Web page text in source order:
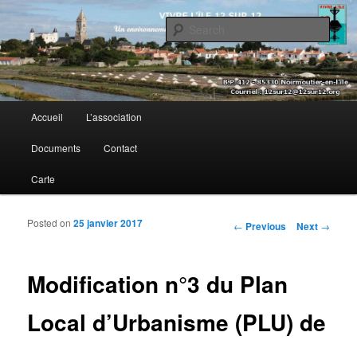
Vivre l’île 12 sur 12
Skip to primary content
Skip to secondary content
Accueil L’association
Documents Contact
Carte
Post navigation
← Previous Next →
Modification n°3 du Plan
Local d’Urbanisme (PLU) de
Posted on25 janvier 2017